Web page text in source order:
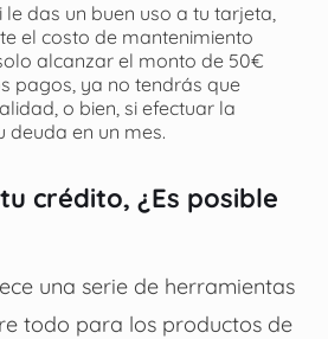
le das un buen uso a tu tarjeta,
el costo de mantenimiento
alcanzar el monto de 50€
pagos, ya no tendrás que
o bien, si efectuar la
deuda en un mes.
crédito, ¿Es posible
una serie de herramientas
todo para los productos de